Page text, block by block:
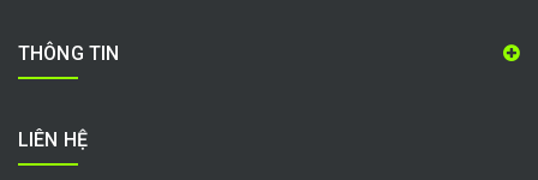
THÔNG TIN
LIÊN HỆ